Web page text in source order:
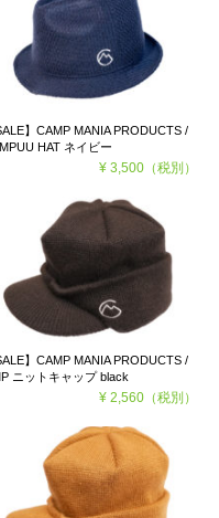
】CAMP MANIA PRODUCTS /
HAT ネイビー
¥ 3,500（税別）
】CAMP MANIA PRODUCTS /
ニットキャップ black
¥ 2,560（税別）